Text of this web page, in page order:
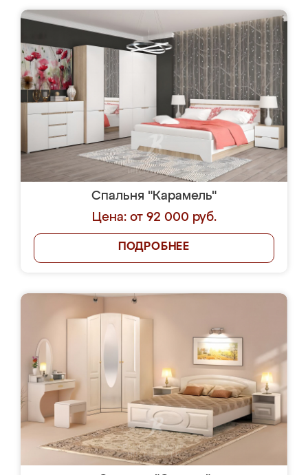
Спальня "Карамель"
Цена: от 92 000 руб.
ПОДРОБНЕЕ